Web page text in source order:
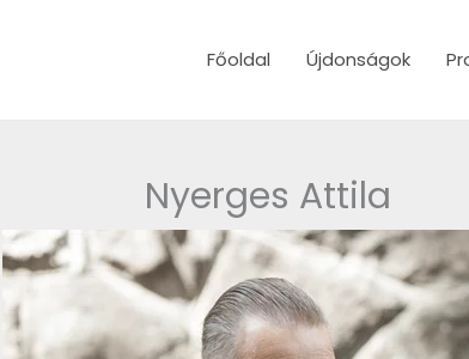
Főoldal Újdonságok
Nyerges Attila